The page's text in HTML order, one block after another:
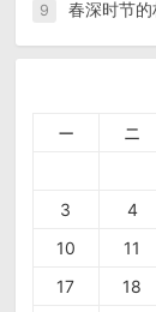
9 春深时节的
一 二
3
4
10
11
17
18